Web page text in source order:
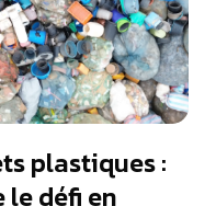
plastiques :
le défi en